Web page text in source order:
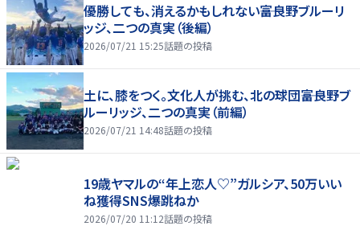
優勝しても、消えるかもしれない――富良野ブルーリ
ッジ、二つの真実（後編）
2026/07/21 15:25話題の投稿
土に、膝をつく。文化人が挑む、北の球団――富良野ブ
ルーリッジ、二つの真実（前編）
2026/07/21 14:48話題の投稿
19歳ヤマルの“年上恋人♡”ガルシア、50万いい
ね獲得SNS爆跳ねか
2026/07/20 11:12話題の投稿